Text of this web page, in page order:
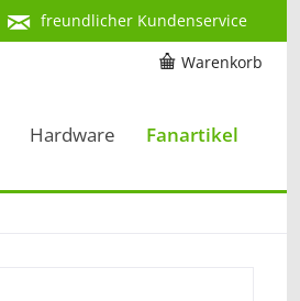
freundlicher Kundenservice
Warenkorb
Hardware Fanartikel